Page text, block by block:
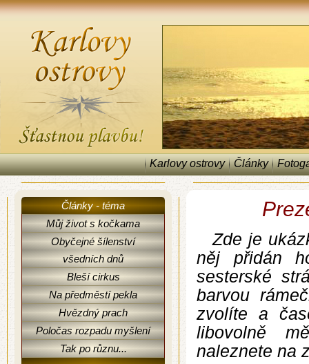
Karlovy ostrovy Články
Články - téma
Můj život s kočkama
Obyčejné šílenství
všedních dnů
Bleší cirkus
Na předměstí pekla
Hvězdný prach
Poločas rozpadu myšlení
Tak po různu...
Zde je
něj přidán
sesterské
barvou
zvolíte a
libovolně
naleznete na